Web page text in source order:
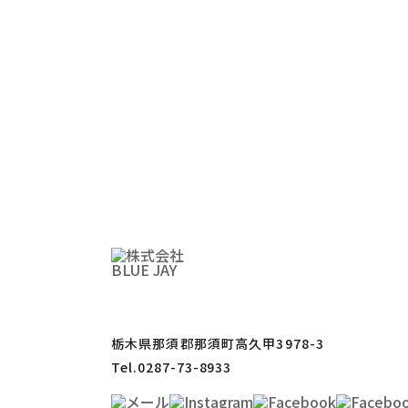
栃木県那須郡那須町高久甲3978-3
Tel.0287-73-8933